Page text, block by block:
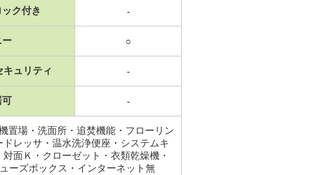
ク付き -
ー ○
キュリティ -
可 -
置場・洗面所・追焚機能・フローリン
レッサ・温水洗浄便座・システムキ
面Ｋ・クローゼット・衣類乾燥機・
ーズボックス・インターネット無